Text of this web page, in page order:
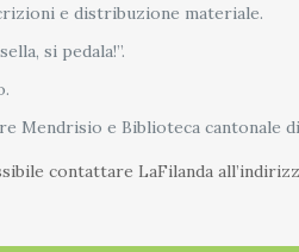
e distribuzione materiale.
si pedala!”.
Mendrisio e Biblioteca cantonale
contattare LaFilanda